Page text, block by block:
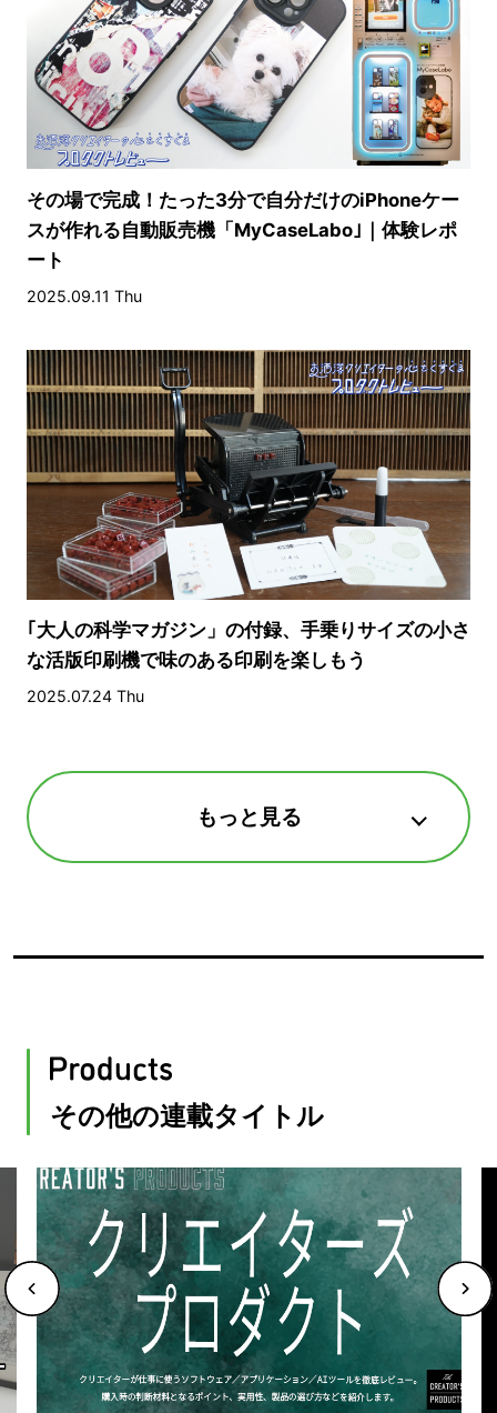
その場で完成！たった3分で自分だけのiPhoneケー
スが作れる自動販売機「MyCaseLabo｣｜体験レポ
ート
2025.09.11 Thu
｢大人の科学マガジン」の付録、手乗りサイズの小さ
な活版印刷機で味のある印刷を楽しもう
2025.07.24 Thu
もっと見る
その他の連載タイトル